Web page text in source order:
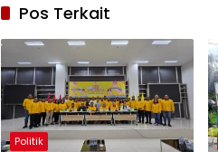
Pos Terkait
Politik